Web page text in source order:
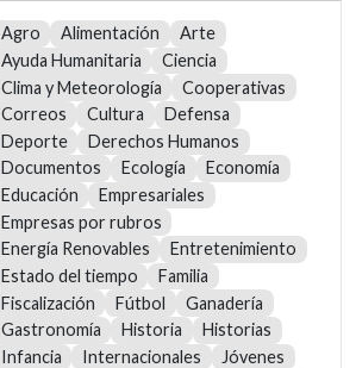
Agro Alimentación
Arte
Ayuda Humanitaria
Ciencia
Clima y Meteorología
Cooperativas
Correos
Cultura
Defensa
Deporte
Derechos Humanos
Documentos
Ecología
Economía
Educación
Empresariales
Empresas por rubros
Energía Renovables
Entretenimiento
Estado del tiempo
Familia
Fiscalización
Fútbol
Ganadería
Gastronomía
Historia
Historias
Infancia
Internacionales
Jóvenes